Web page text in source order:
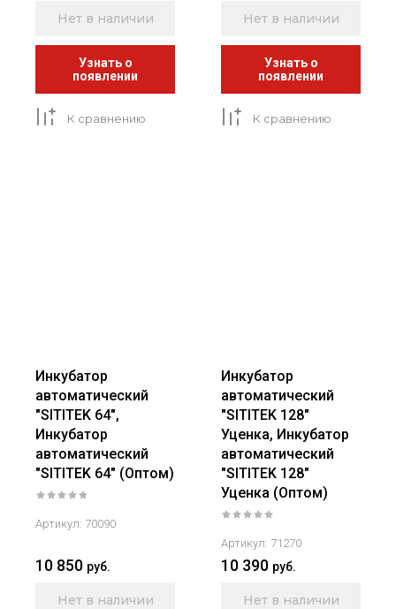
Нет в наличии
Узнать о
появлении
К сравнению
Нет в наличии
Узнать о
появлении
К сравнению
Инкубатор
автоматический
"SITITEK 64",
Инкубатор
автоматический
"SITITEK 64" (Оптом)
Артикул: 70090
10 850 руб.
Нет в наличии
Инкубатор
автоматический
"SITITEK 128"
Уценка, Инкубатор
автоматический
"SITITEK 128"
Уценка (Оптом)
Артикул: 71270
10 390 руб.
Нет в наличии